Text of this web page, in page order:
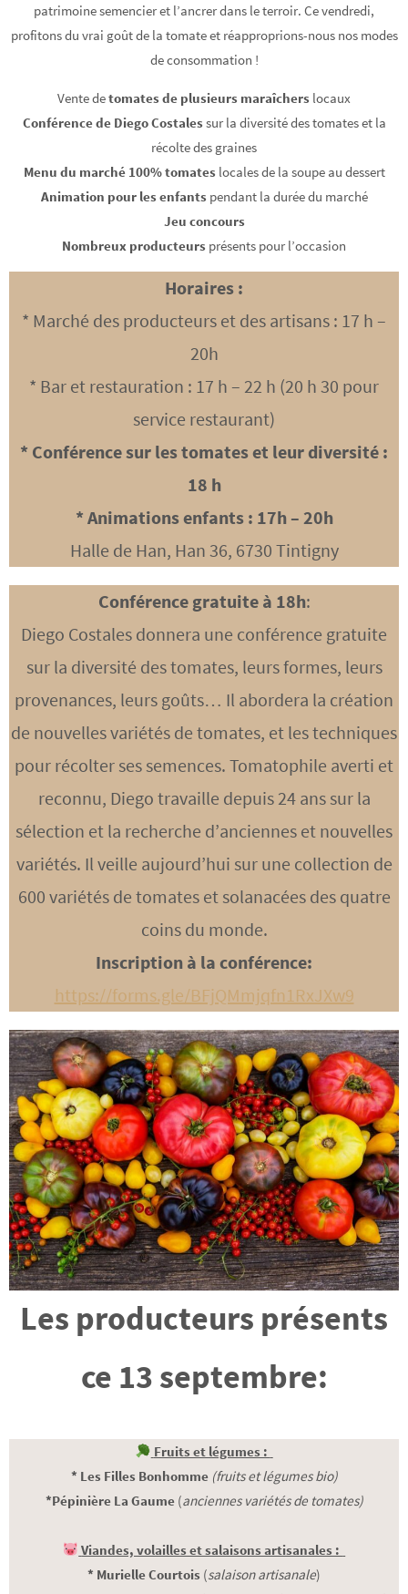
patrimoine semencier et l’ancrer dans le terroir. Ce vendredi,
profitons du vrai goût de la tomate et réapproprions-nous nos modes
de consommation !
Vente detomates de plusieurs maraîchers locaux
Conférence de Diego Costales sur la diversité des tomates et la
récolte des graines
Menu du marché 100% tomates locales de la soupe au dessert
Animation pour les enfants pendant la durée du marché
Jeu concours
Nombreux producteurs présents pour l’occasion
Horaires :
* Marché des producteurs et des artisans : 17 h –
20h
* Bar et restauration : 17 h – 22 h (20 h 30 pour
service restaurant)
* Conférence sur les tomates et leur diversité :
18 h
* Animations enfants : 17h – 20h
Halle de Han, Han 36, 6730 Tintigny
Conférence gratuite à 18h:
Diego Costales donnera une conférence gratuite
sur la diversité des tomates, leurs formes, leurs
provenances, leurs goûts… Il abordera la création
de nouvelles variétés de tomates, et les techniques
pour récolter ses semences. Tomatophile averti et
reconnu, Diego travaille depuis 24 ans sur la
sélection et la recherche d’anciennes et nouvelles
variétés. Il veille aujourd’hui sur une collection de
600 variétés de tomates et solanacées des quatre
coins du monde.
Inscription à la conférence:
https://forms.gle/BFjQMmjqfn1RxJXw9
Les producteurs présents
ce 13 septembre:
Fruits et légumes :
* Les Filles Bonhomme (fruits et légumes bio)
*Pépinière La Gaume(anciennes variétés de tomates)
Viandes, volailles et salaisons artisanales :
* Murielle Courtois (salaison artisanale)